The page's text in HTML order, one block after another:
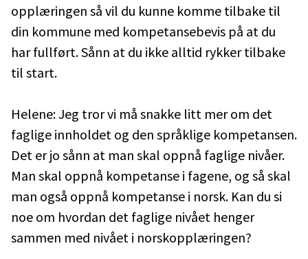
opplæringen så vil du kunne komme tilbake til
din kommune med kompetansebevis på at du
har fullført. Sånn at du ikke alltid rykker tilbake
til start.
Helene: Jeg tror vi må snakke litt mer om det
faglige innholdet og den språklige kompetansen.
Det er jo sånn at man skal oppnå faglige nivåer.
Man skal oppnå kompetanse i fagene, og så skal
man også oppnå kompetanse i norsk. Kan du si
noe om hvordan det faglige nivået henger
sammen med nivået i norskopplæringen?